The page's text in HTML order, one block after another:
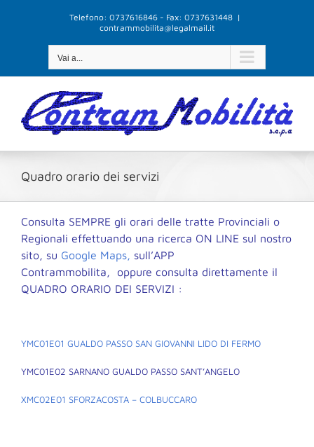
Telefono: 0737616846 - Fax: 0737631448 |
contrammobilita@legalmail.it
Vai a...
Quadro orario dei servizi
Consulta SEMPRE gli orari delle tratte Provinciali o
Regionali effettuando una ricerca ON LINE sul nostro
sito, su Google Maps, sull’APP
Contrammobilita, oppure consulta direttamente il
QUADRO ORARIO DEI SERVIZI :
YMC01E01 GUALDO PASSO SAN GIOVANNI LIDO DI FERMO
YMC01E02 SARNANO GUALDO PASSO SANT’ANGELO
XMC02E01 SFORZACOSTA – COLBUCCARO